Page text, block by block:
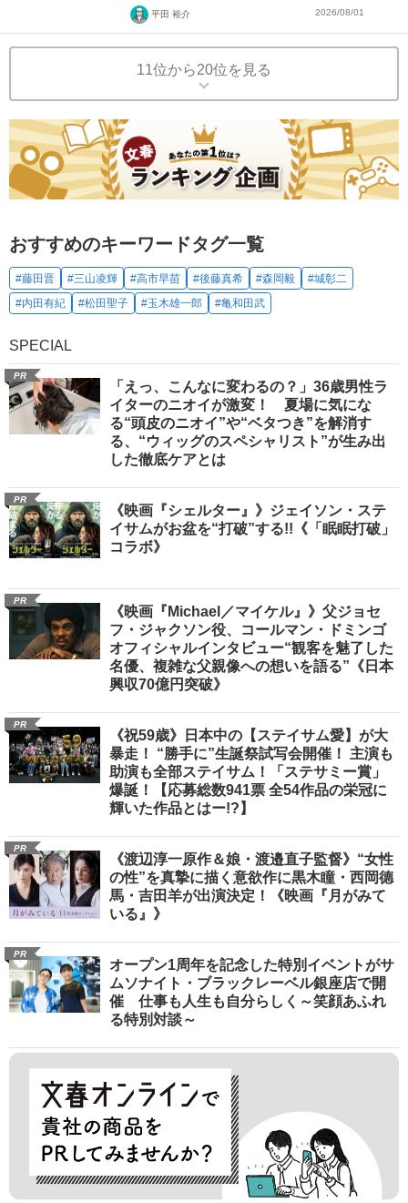
平田 裕介 2026/08/01
11位から20位を見る
おすすめのキーワードタグ一覧
#藤田晋 #三山凌輝 #高市早苗 #後藤真希 #森岡毅
#城彰二
#内田有紀
#松田聖子 #玉木雄一郎 #亀和田武
SPECIAL
PR
「えっ、こんなに変わるの？」36歳男性ラ
イターのニオイが激変！ 夏場に気にな
る“頭皮のニオイ”や“ベタつき”を解消す
る、“ウィッグのスペシャリスト”が生み出
した徹底ケアとは
PR
《映画『シェルター』》ジェイソン・ステ
イサムがお盆を“打破”する!!《「眠眠打破」
コラボ》
PR
《映画『Michael／マイケル』》父ジョセ
フ・ジャクソン役、コールマン・ドミンゴ
オフィシャルインタビュー“観客を魅了した
名優、複雑な父親像への想いを語る”《日本
興収70億円突破》
PR
《祝59歳》日本中の【ステイサム愛】が大
暴走！ “勝手に”生誕祭試写会開催！ 主演も
助演も全部ステイサム！「ステサミー賞」
爆誕！【応募総数941票 全54作品の栄冠に
輝いた作品とはー!?】
PR
《渡辺淳一原作＆娘・渡邉直子監督》“女性
の性”を真摯に描く意欲作に黒木瞳・西岡德
馬・吉田羊が出演決定！《映画『月がみて
いる』》
PR
オープン1周年を記念した特別イベントがサ
ムソナイト・ブラックレーベル銀座店で開
催 仕事も人生も自分らしく～笑顔あふれ
る特別対談～